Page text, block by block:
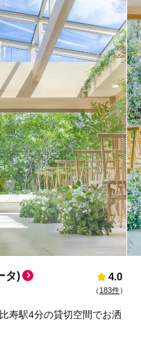
タ) 4.0
（ 183件）
寿駅4分の貸切空間でお洒